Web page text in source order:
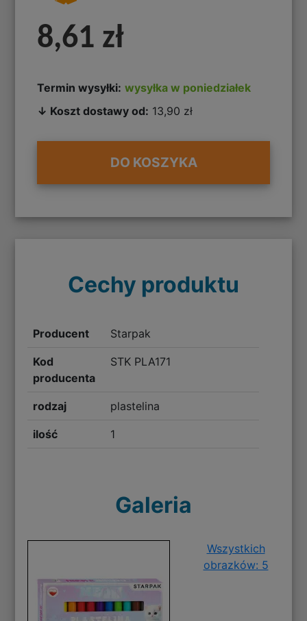
8,61 zł
Termin wysyłki: wysyłka w poniedziałek
↓ Koszt dostawy od: 13,90 zł
DO KOSZYKA
Cechy produktu
Producent Starpak
Kod
producenta
STK PLA171
rodzaj plastelina
ilość 1
Galeria
Wszystkich
obrazków: 5